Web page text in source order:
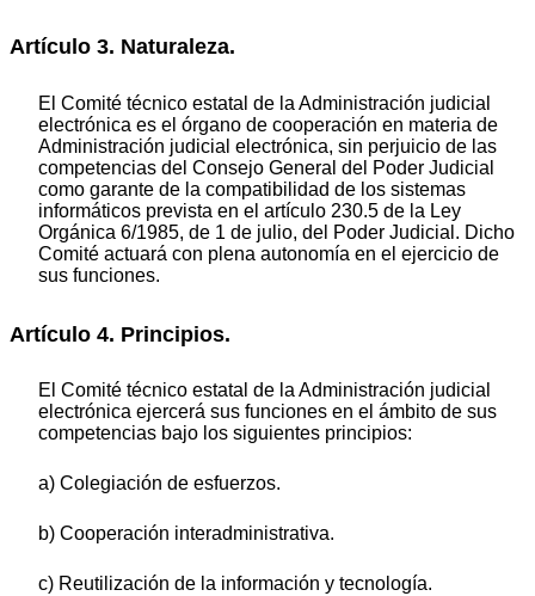
Artículo 3. Naturaleza.
El Comité técnico estatal de la Administración judicial
electrónica es el órgano de cooperación en materia de
Administración judicial electrónica, sin perjuicio de las
competencias del Consejo General del Poder Judicial
como garante de la compatibilidad de los sistemas
informáticos prevista en el artículo 230.5 de la Ley
Orgánica 6/1985, de 1 de julio, del Poder Judicial. Dicho
Comité actuará con plena autonomía en el ejercicio de
sus funciones.
Artículo 4. Principios.
El Comité técnico estatal de la Administración judicial
electrónica ejercerá sus funciones en el ámbito de sus
competencias bajo los siguientes principios:
a) Colegiación de esfuerzos.
b) Cooperación interadministrativa.
c) Reutilización de la información y tecnología.